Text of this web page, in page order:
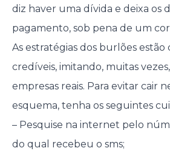
diz haver uma dívida e deixa os
pagamento, sob pena de um
As estratégias dos burlões estão
credíveis, imitando, muitas
empresas reais. Para evitar cair
esquema, tenha os seguintes
– Pesquise na internet pelo
do qual recebeu o sms;